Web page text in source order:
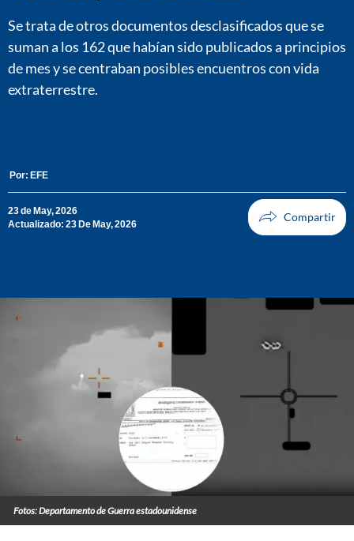
Se trata de otros documentos desclasificados que se
suman a los 162 que habían sido publicados a principios
de mes y se centraban posibles encuentros con vida
extraterrestre.
Por: EFE
23 de May, 2026
Actualizado: 23 De May, 2026
Fotos: Departamento de Guerra estadounidense